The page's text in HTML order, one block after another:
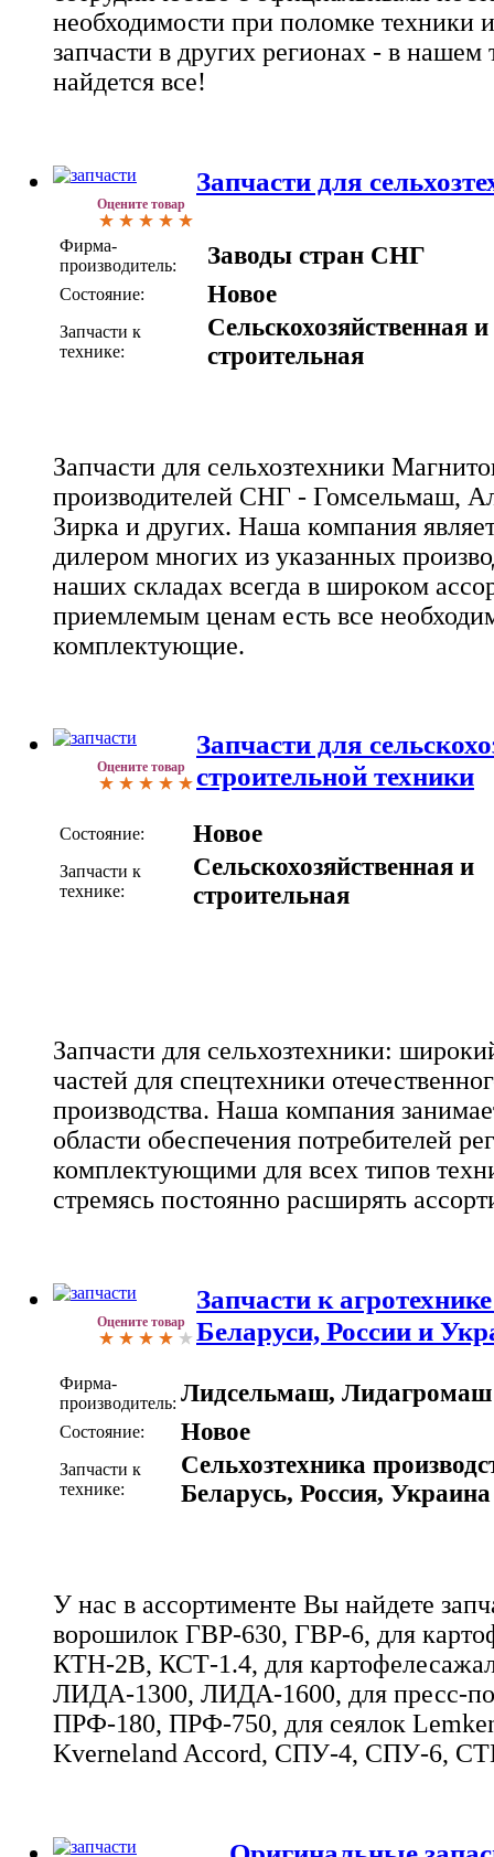
необходимости при поломке техники
запчасти в других регионах - в нашем
найдется все!
Оцените товар
Запчасти для
Фирма-
производитель:
Заводы стран СНГ
Состояние: Новое
Запчасти к
технике:
Сельскохозяйственная и
строительная
Запчасти для сельхозтехники
производителей СНГ - Гомсельмаш,
Зирка и других. Наша компания
дилером многих из указанных
наших складах всегда в широком
приемлемым ценам есть все
комплектующие.
Оцените товар
Запчасти для
строительной техники
Состояние: Новое
Запчасти к
технике:
Сельскохозяйственная и
строительная
Запчасти для сельхозтехники:
частей для спецтехники
производства. Наша компания
области обеспечения потребителей
комплектующими для всех типов
стремясь постоянно расширять
Оцените товар
Запчасти к
Беларуси, России и
Фирма-
производитель: Лидсельмаш, Лидагромаш
Состояние: Новое
Запчасти к
технике:
Сельхозтехника
Беларусь, Россия, Украина
У нас в ассортименте Вы найдете
ворошилок ГВР-630, ГВР-6, для
КТН-2В, КСТ-1.4, для
ЛИДА-1300, ЛИДА-1600, для пресс-
ПРФ-180, ПРФ-750, для сеялок
Kverneland Accord, СПУ-4, СПУ-6,